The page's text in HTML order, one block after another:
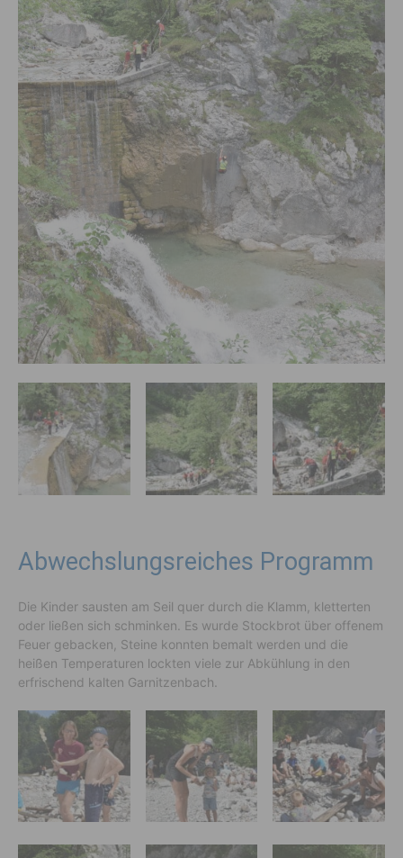
Abwechslungsreiches Programm
Die Kinder sausten am Seil quer durch die Klamm, kletterten
oder ließen sich schminken. Es wurde Stockbrot über offenem
Feuer gebacken, Steine konnten bemalt werden und die
heißen Temperaturen lockten viele zur Abkühlung in den
erfrischend kalten Garnitzenbach.